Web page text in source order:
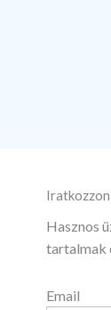
Hasznos
tartalmak
Email